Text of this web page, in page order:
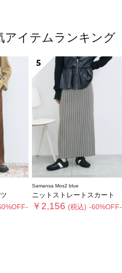
アイテムランキング
5
Samansa Mos2 blue
ニットストレートスカート
￥2,156 (税込) -60%OFF-